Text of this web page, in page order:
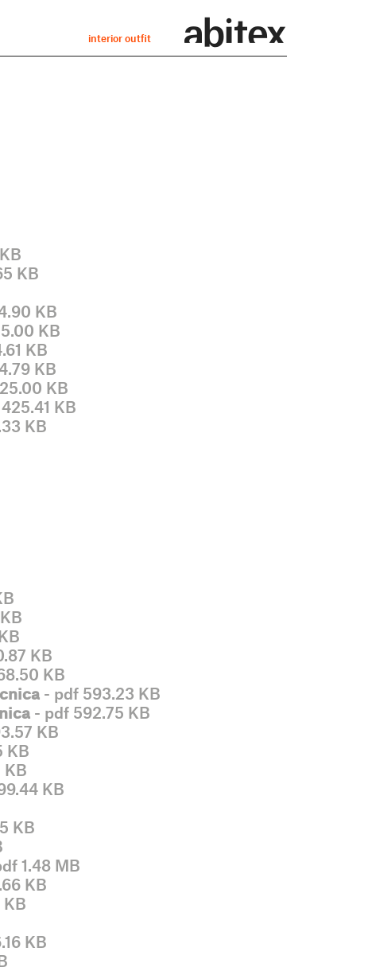
interior outfit
KB
KB
KB
KB
KB
KB
KB
KB
KB
KB
- pdf 593.23 KB
- pdf 592.75 KB
KB
KB
KB
KB
KB
1.48 MB
KB
KB